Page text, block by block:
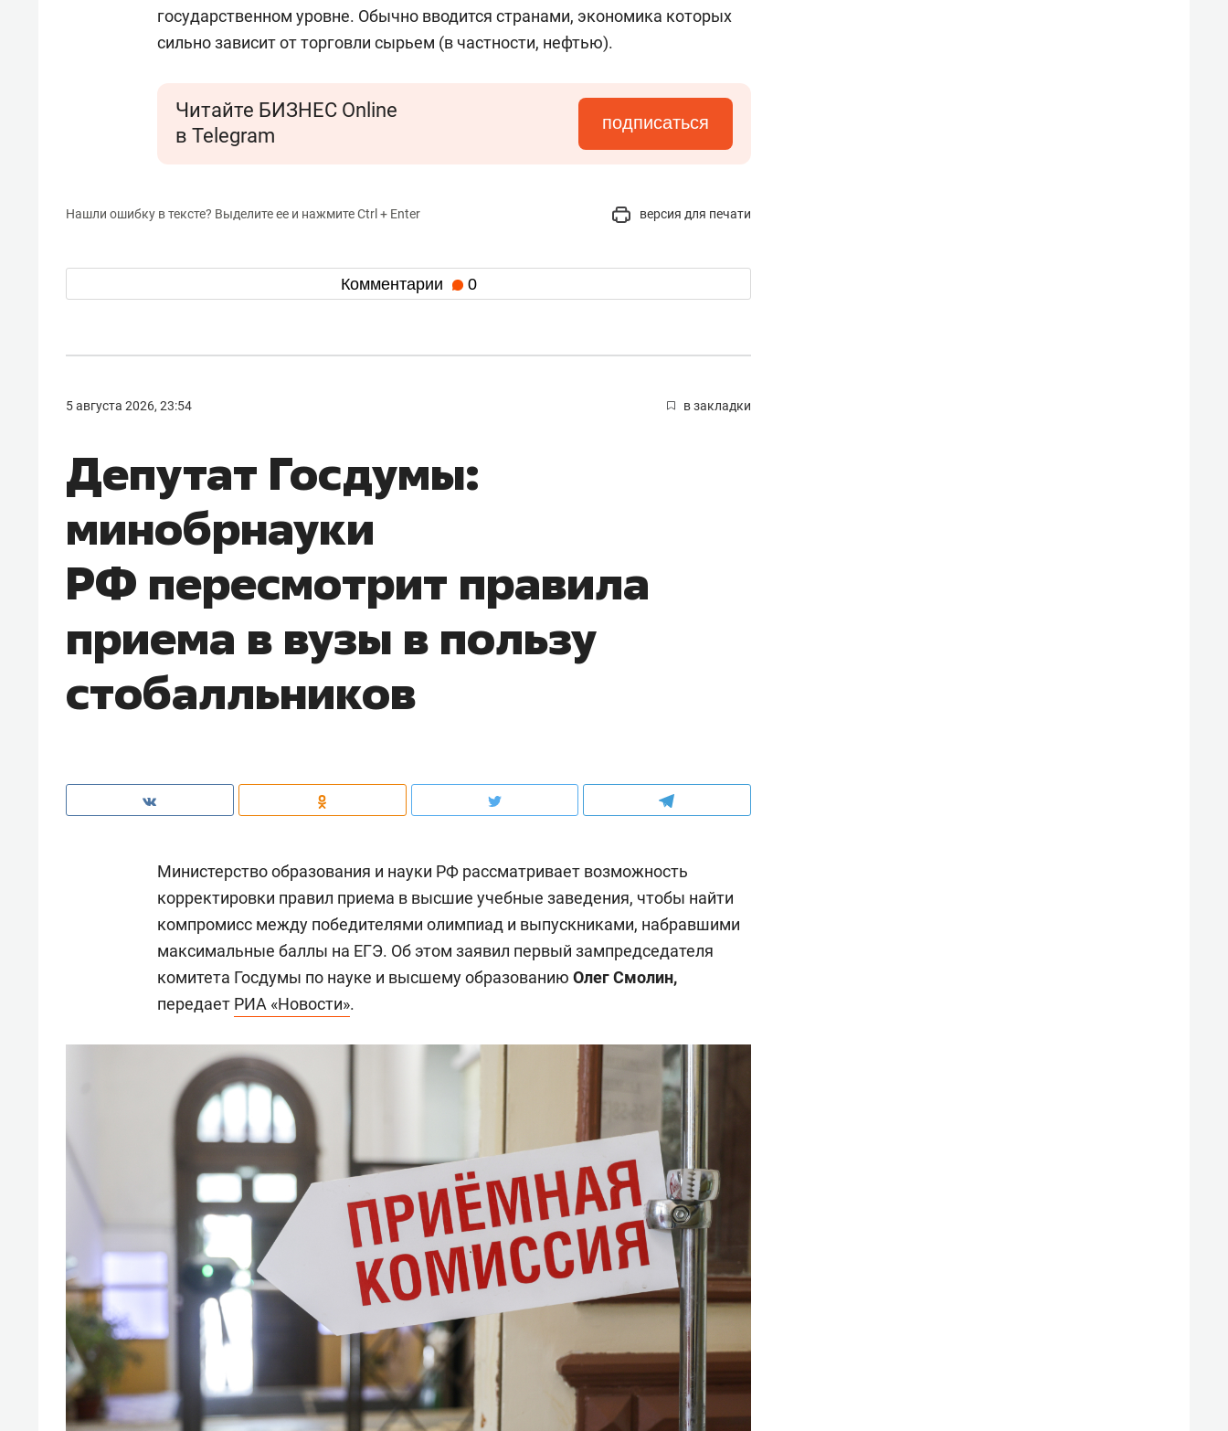
государственном уровне. Обычно вводится странами, экономика которых
сильно зависит от торговли сырьем (в частности, нефтью).
Читайте БИЗНЕС Online
в Telegram
подписаться
Нашли ошибку в тексте? Выделите ее и нажмите Ctrl + Enter версия для печати
Комментарии 0
5 августа 2026, 23:54 в закладки
Депутат Госдумы:
минобрнауки
РФ пересмотрит правила
приема в вузы в пользу
стобалльников
Министерство образования и науки РФ рассматривает возможность
корректировки правил приема в высшие учебные заведения, чтобы найти
компромисс между победителями олимпиад и выпускниками, набравшими
максимальные баллы на ЕГЭ. Об этом заявил первый зампредседателя
комитета Госдумы по науке и высшему образованию Олег Смолин,
передает РИА «Новости».